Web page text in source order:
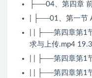
├──04、第四章
| ├──01、第一节
| | ├──第四章第1
求与上传.mp4
| | ├──第四章第1
| | ├──第四章第1